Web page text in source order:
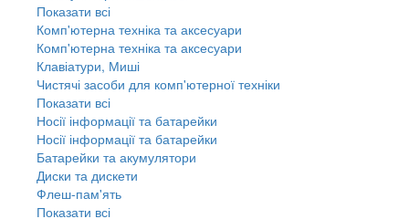
Показати всі
Комп'ютерна техніка та аксесуари
Комп'ютерна техніка та аксесуари
Клавіатури, Миші
Чистячі засоби для комп'ютерної техніки
Показати всі
Носії інформації та батарейки
Носії інформації та батарейки
Батарейки та акумулятори
Диски та дискети
Флеш-пам'ять
Показати всі